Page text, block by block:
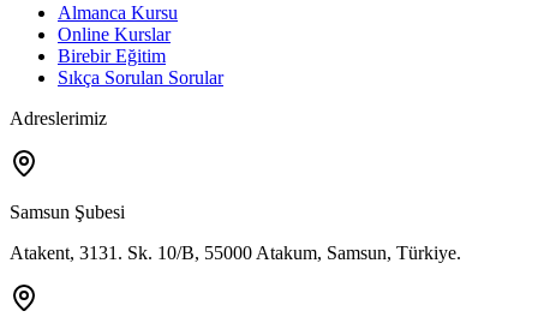
Almanca Kursu
Online Kurslar
Birebir Eğitim
Sıkça Sorulan Sorular
Adreslerimiz
Samsun Şubesi
Atakent, 3131. Sk. 10/B, 55000 Atakum, Samsun, Türkiye.